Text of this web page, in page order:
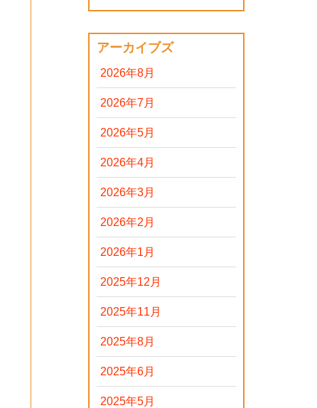
アーカイブズ
2026年8月
2026年7月
2026年5月
2026年4月
2026年3月
2026年2月
2026年1月
2025年12月
2025年11月
2025年8月
2025年6月
2025年5月